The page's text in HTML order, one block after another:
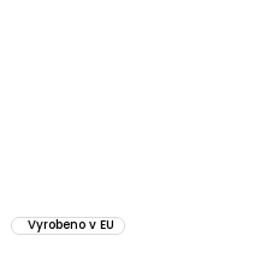
Vyrobeno v EU